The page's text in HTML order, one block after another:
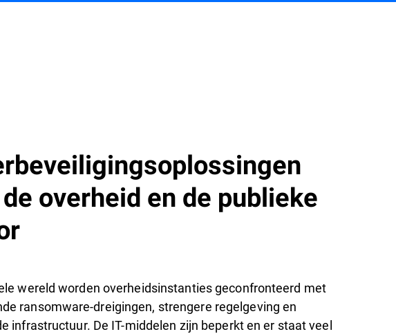
overheid en de publieke
wereld worden overheidsinstanties geconfronteerd met
ransomware-dreigingen, strengere regelgeving en
infrastructuur. De IT-middelen zijn beperkt en er staat veel